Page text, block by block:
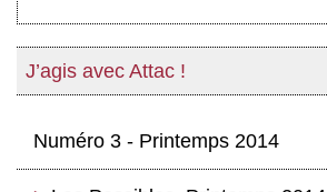
J’agis avec Attac !
Numéro 3 - Printemps 2014